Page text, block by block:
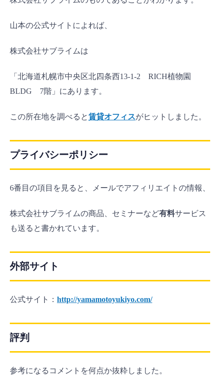
山本の公式サイトによれば、
株式会社サブライムは
「北海道札幌市中央区北四条西13-1-2 RICH植物園
BLDG 7階」にあります。
この所在地を調べると賃貸オフィスがヒットしました。
プライバシーポリシー
6番目の項目を見ると、メールでアフィリエイトの情報、
株式会社サブライムの商品、セミナーなど有料サービス
も送ると書かれています。
外部サイト
公式サイト： http://yamamotoyukiyo.com/
評判
参考になるコメントを何点か抜粋しました。